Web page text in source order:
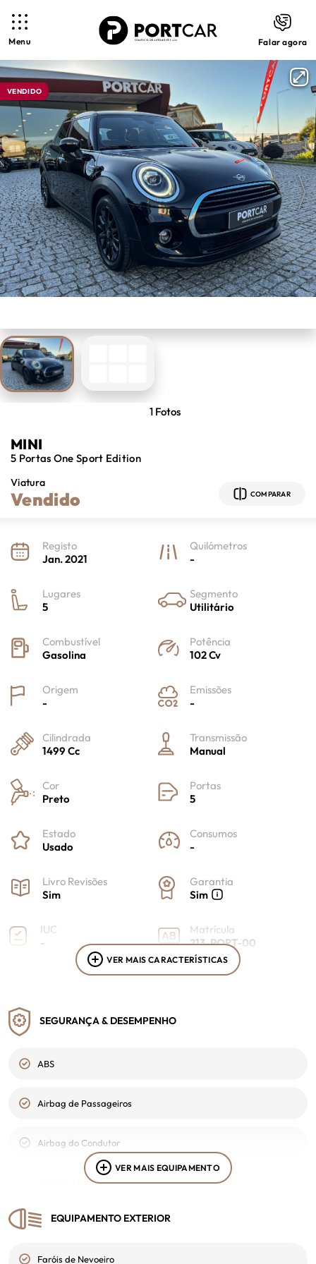
Menu Falar agora
VENDIDO
1 Fotos
MINI
5 Portas One Sport Edition
Viatura
Vendido COMPARAR
Registo
Jan. 2021
Quilómetros
-
Lugares
5
Segmento
Utilitário
Combustível
Gasolina
Potência
102 Cv
Origem
-
Emissões
-
Cilindrada
1499 Cc
Transmissão
Manual
Cor
Preto
Portas
5
Estado
Usado
Consumos
-
Livro Revisões
Sim
Garantia
Sim
IUC
-
Matrícula
213-PORT-00
Cor Interior
Portagem
VER MAIS CARACTERÍSTICAS
SEGURANÇA & DESEMPENHO
ABS
Airbag de Passageiros
Airbag do Condutor
Airbags Laterais
Alerta De Colisão - Travagem De Emergência
Alertas sobre Cinto de Segurança
VER MAIS EQUIPAMENTO
EQUIPAMENTO EXTERIOR
Faróis de Nevoeiro